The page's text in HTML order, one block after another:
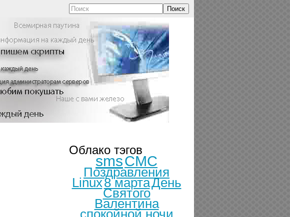
Поиск
Облако тэгов
smsСМС
Поздравления
Linux8 мартаДень
Святого
Валентина
спокойной ночи